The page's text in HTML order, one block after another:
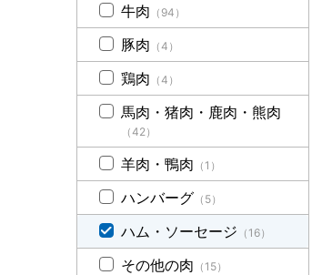
牛肉 （94）
豚肉 （4）
鶏肉 （4）
馬肉・猪肉・鹿肉・熊肉
（42）
羊肉・鴨肉 （1）
ハンバーグ （5）
ハム・ソーセージ （16）
その他の肉 （15）